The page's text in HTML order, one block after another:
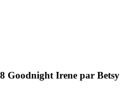
Goodnight Irene par Betsy